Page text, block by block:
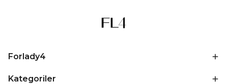
Forlady4
Kategoriler